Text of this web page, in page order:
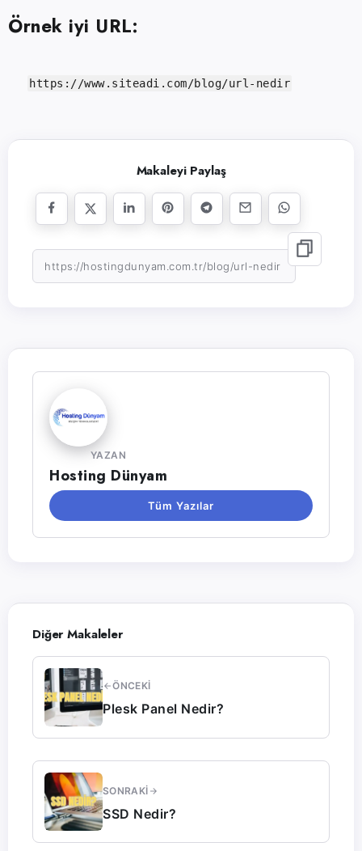
Örnek iyi URL:
https: //www.siteadi.com/blog/url-nedir
Makaleyi Paylaş
YAZAN
Hosting Dünyam
Tüm Yazılar
Diğer Makaleler
ÖNCEKI
Plesk Panel Nedir?
SONRAKI
SSD Nedir?